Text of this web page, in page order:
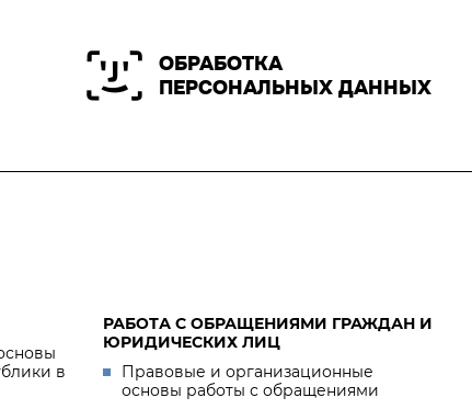
ОБРАБОТКА
ПЕРСОНАЛЬНЫХ ДАННЫХ
в
РАБОТА С ОБРАЩЕНИЯМИ ГРАЖДАН И
ЮРИДИЧЕСКИХ ЛИЦ
Правовые и организационные
основы работы с обращениями